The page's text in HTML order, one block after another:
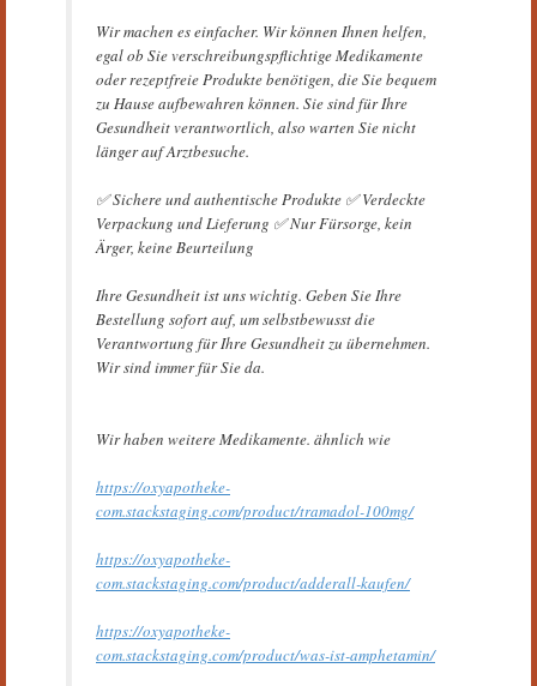
Wir machen es einfacher. Wir können Ihnen helfen,
egal ob Sie verschreibungspflichtige Medikamente
oder rezeptfreie Produkte benötigen, die Sie bequem
zu Hause aufbewahren können. Sie sind für Ihre
Gesundheit verantwortlich, also warten Sie nicht
länger auf Arztbesuche.
✅ Sichere und authentische Produkte ✅ Verdeckte
Verpackung und Lieferung ✅ Nur Fürsorge, kein
Ärger, keine Beurteilung
Ihre Gesundheit ist uns wichtig. Geben Sie Ihre
Bestellung sofort auf, um selbstbewusst die
Verantwortung für Ihre Gesundheit zu übernehmen.
Wir sind immer für Sie da.
Wir haben weitere Medikamente. ähnlich wie
https://oxyapotheke-
com.stackstaging.com/product/tramadol-100mg/
https://oxyapotheke-
com.stackstaging.com/product/adderall-kaufen/
https://oxyapotheke-
com.stackstaging.com/product/was-ist-amphetamin/